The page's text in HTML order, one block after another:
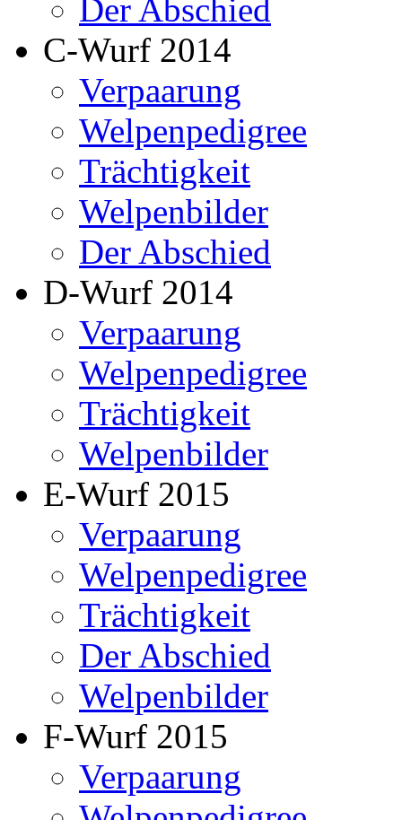
Der Abschied
C-Wurf 2014
Verpaarung
Welpenpedigree
Trächtigkeit
Welpenbilder
Der Abschied
D-Wurf 2014
Verpaarung
Welpenpedigree
Trächtigkeit
Welpenbilder
E-Wurf 2015
Verpaarung
Welpenpedigree
Trächtigkeit
Der Abschied
Welpenbilder
F-Wurf 2015
Verpaarung